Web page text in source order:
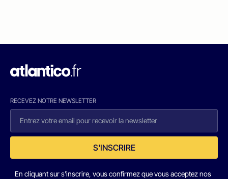
RECEVEZ NOTRE NEWSLETTER
S'INSCRIRE
En cliquant sur s'inscrire, vous confirmez que vous acceptez nos